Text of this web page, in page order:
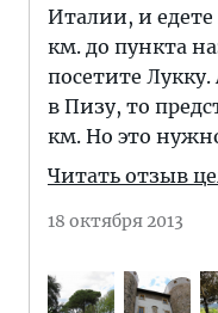
Италии, и
км. до пункта
посетите
в Пизу, то
км. Но это
Читать отзыв
18 октября 2013